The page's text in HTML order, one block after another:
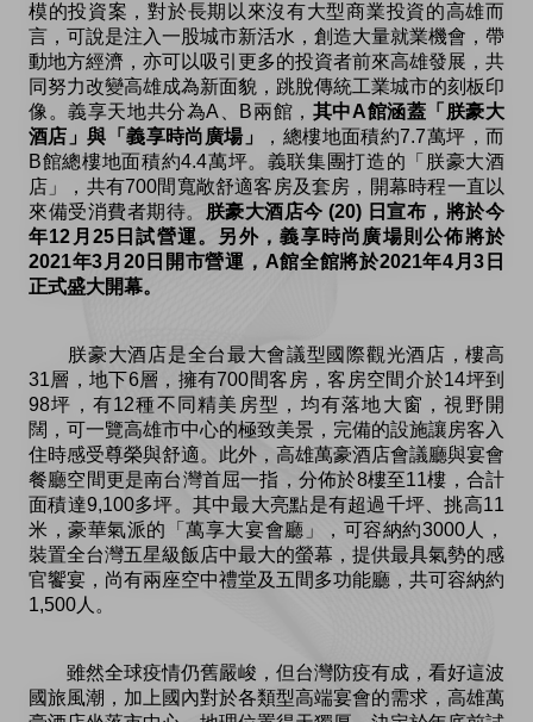
模的投資案，對於長期以來沒有大型商業投資的高雄而
言，可說是注入一股城市新活水，創造大量就業機會，帶
動地方經濟，亦可以吸引更多的投資者前來高雄發展，共
同努力改變高雄成為新面貌，跳脫傳統工業城市的刻板印
像。義享天地共分為A、B兩館， 其中A館涵蓋「朕豪大
酒店」與「義享時尚廣場」
，總樓地面積約7.7萬坪，而
B館總樓地面積約4.4萬坪。義联集團打造的「朕豪大酒
店」，共有700間寬敞舒適客房及套房，開幕時程一直以
來備受消費者期待。 朕豪大酒店今 (20) 日宣布，將於今
年12月25日試營運。另外，義享時尚廣場則公佈將於
2021年3月20日開市營運，A館全館將於2021年4月3日
正式盛大開幕。
朕豪大酒店是全台最大會議型國際觀光酒店，樓高
31層，地下6層，擁有700間客房，客房空間介於14坪到
98坪，有12種不同精美房型，均有落地大窗，視野開
闊，可一覽高雄市中心的極致美景，完備的設施讓房客入
住時感受尊榮與舒適。此外，高雄萬豪酒店會議廳與宴會
餐廳空間更是南台灣首屈一指，分佈於8樓至11樓，合計
面積達9,100多坪。其中最大亮點是有超過千坪、挑高11
米，豪華氣派的「萬享大宴會廳」，可容納約3000人，
裝置全台灣五星級飯店中最大的螢幕，提供最具氣勢的感
官饗宴，尚有兩座空中禮堂及五間多功能廳，共可容納約
1,500人。
雖然全球疫情仍舊嚴峻，但台灣防疫有成，看好這波
國旅風潮，加上國內對於各類型高端宴會的需求，高雄萬